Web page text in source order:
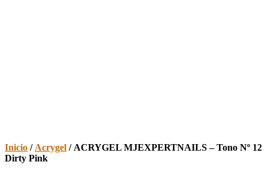
Inicio / Acrygel / ACRYGEL MJEXPERTNAILS – Tono Nº 12
Dirty Pink